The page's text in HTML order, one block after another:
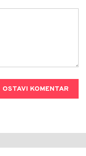
OSTAVI KOMENTAR